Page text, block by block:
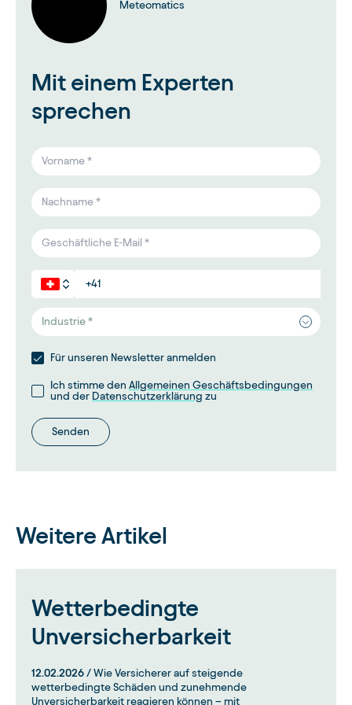
Meteomatics
Mit einem Experten
sprechen
Industrie *
Für unseren Newsletter anmelden
Ich stimme den Allgemeinen Geschäftsbedingungen
und der Datenschutzerklärung zu
Senden
Weitere Artikel
Wetterbedingte
Unversicherbarkeit
12.02.2026 / Wie Versicherer auf steigende
wetterbedingte Schäden und zunehmende
Unversicherbarkeit reagieren können – mit